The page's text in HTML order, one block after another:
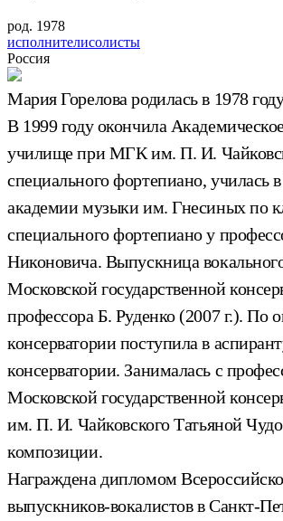
род. 1978
исполнителисолисты
Россия
Мария Горелова родилась в 1978
В 1999 году окончила
училище при МГК им. П. И.
специального фортепиано, училась
академии музыки им. Гнесиных по
специального фортепиано у
Никоновича. Выпускница
Московской государственной
профессора Б. Руденко (2007 г.). По
консерватории поступила в
консерватории. Занималась с
Московской государственной
им. П. И. Чайковского Татьяной
композиции.
Награждена дипломом
выпускников-вокалистов в Санкт-